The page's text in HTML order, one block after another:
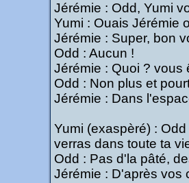
Jérémie : Odd, Yumi
Yumi : Ouais Jérémie
Jérémie : Super, bon
Odd : Aucun !
Jérémie : Quoi ? vous
Odd : Non plus et
Jérémie : Dans
Yumi (exaspèré) :
verras dans toute ta
Odd : Pas d'la pâté,
Jérémie : D'après vos